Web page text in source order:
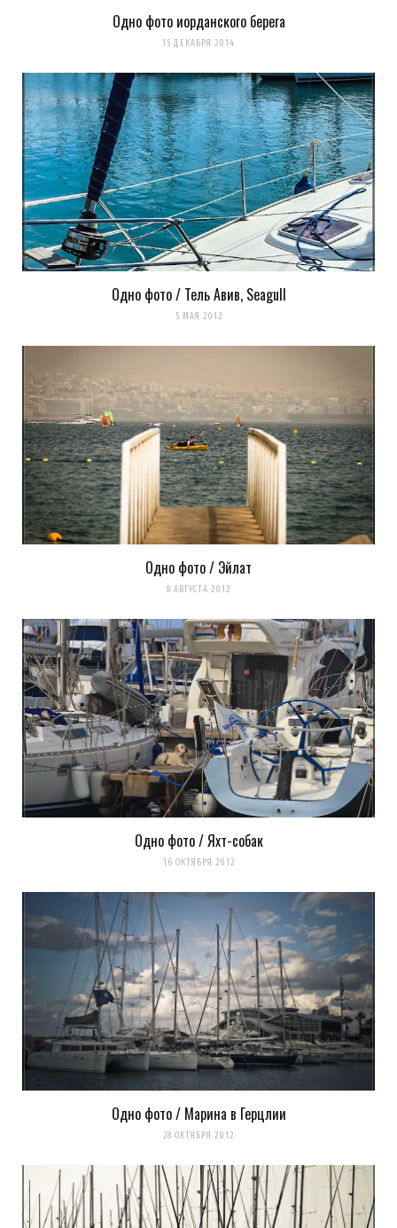
Сохранить моё имя, email и адрес сайта в этом браузере для
Уведомить меня о новых комментариях по email.
Уведомлять меня о новых записях почтой.
Оповещать о новых
комментариях. А можно простоподписаться на комментарии
Одно фото иорданского берега
15 ДЕКАБРЯ 2014
Одно фото / Тель Авив, Seagull
5 МАЯ 2012
Одно фото / Эйлат
8 АВГУСТА 2012
Одно фото / Яхт-собак
16 ОКТЯБРЯ 2012
Одно фото / Марина в Герцлии
28 ОКТЯБРЯ 2012